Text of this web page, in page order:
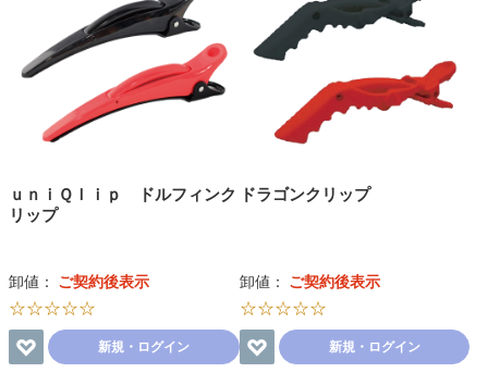
ｕｎｉＱｌｉｐ ドルフィンク
リップ
卸値： ご契約後表示
☆☆☆☆☆
新規・ログイン
ドラゴンクリップ
卸値： ご契約後表示
☆☆☆☆☆
新規・ログイン